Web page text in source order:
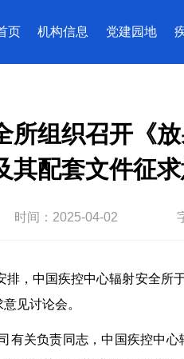
页 机构信息 党建园地
所组织召开《
其配套文件征
时间： 2025-04-02
排，中国疾控中心辐射安全所
见讨论会。
有关负责同志，中国疾控中